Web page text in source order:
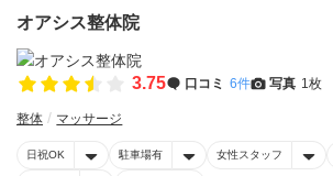
オアシス整体院
3.75 口コミ 6件 写真 1枚
整体 マッサージ
日祝OK 駐車場有 女性スタッフ